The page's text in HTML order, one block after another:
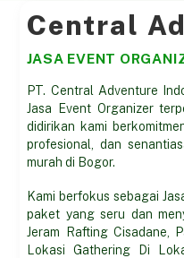
Central
JASA EVENT
PT. Central Adventure
Jasa Event Organizer
didirikan kami
profesional, dan
murah di Bogor.
Kami berfokus sebagai
paket yang seru dan
Jeram Rafting Cisadane,
Lokasi Gathering Di